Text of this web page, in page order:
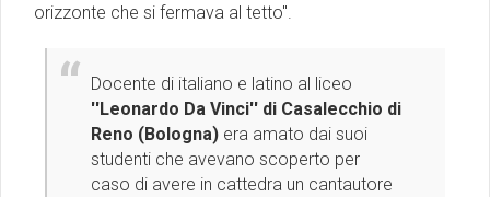
orizzonte che si fermava al tetto''.
Docente di italiano e latino al liceo
''Leonardo Da Vinci'' di Casalecchio di
Reno (Bologna) era amato dai suoi
studenti che avevano scoperto per
caso di avere in cattedra un cantautore